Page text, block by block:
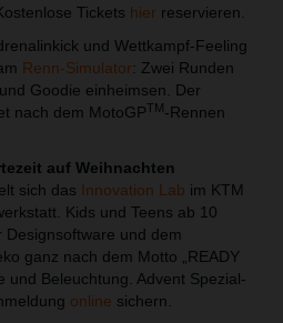
Tickets hier reservieren.
und Wettkampf-Feeling
Renn-Simulator: Zwei Runden
Goodie einheimsen. Der
nach dem MotoGPTM-Rennen
auf Weihnachten
sich das Innovation Lab im KTM
Kids und Teens ab 10
und dem
ganz nach dem Motto „READY
und Beleuchtung. Advent Spezial-
online sichern.